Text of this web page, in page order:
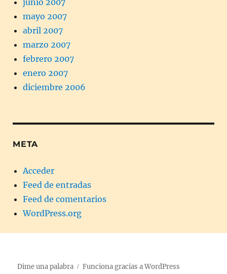
mayo 2007
abril 2007
marzo 2007
febrero 2007
enero 2007
diciembre 2006
META
Acceder
Feed de entradas
Feed de comentarios
WordPress.org
Dime una palabra Funciona gracias a WordPress